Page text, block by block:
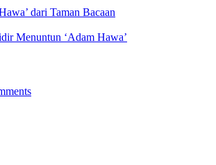
dari Taman Bacaan
Menuntun ‘Adam Hawa’